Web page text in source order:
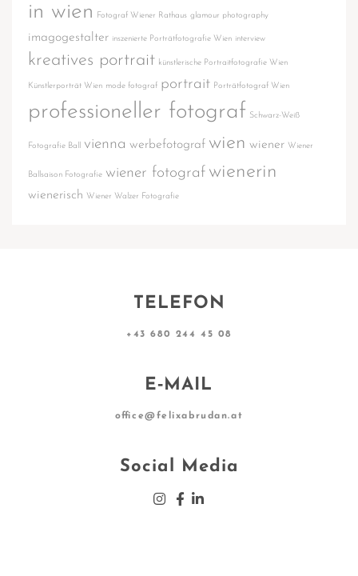
in wien
Fotograf Wiener Rathaus glamour photography
imagogestalter inszenierte Porträtfotografie Wien interview
kreatives portrait künstlerische Portraitfotografie Wien
Künstlerporträt Wien mode fotograf portrait Porträtfotograf Wien
professioneller fotograf Schwarz-Weiß
Fotografie Ball vienna werbefotograf wien wiener Wiener
Ballsaison Fotografie wiener fotograf wienerin
wienerisch Wiener Walzer Fotografie
TELEFON
+43 680 244 45 08
E‑MAIL
office@felixabrudan.at
Social Media
Insta­gram
Face­book